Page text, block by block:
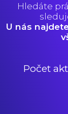
Hledáte
U nás
Počet